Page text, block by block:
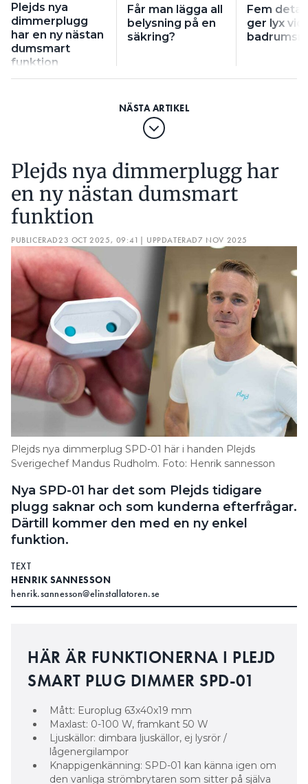
Plejds nya
dimmerplugg
har en ny nästan
dumsmart
funktion
Får man lägga all
belysning på en
säkring?
Fem
ger lyx vid
Plejds nya dimmerplugg har
en ny nästan dumsmart
funktion
PUBLICERAD23 OCT 2025, 09:41 | UPPDATERAD7 NOV 2025
Plejds nya dimmerplug SPD-01 här i handen Plejds
Sverigechef Mandus Rudholm. Foto: Henrik sannesson
Nya SPD-01 har det som Plejds tidigare
plugg saknar och som kunderna efterfrågar.
Därtill kommer den med en ny enkel
funktion.
TEXT
HENRIK SANNESSON
henrik.sannesson@elinstallatoren.se
HÄR ÄR FUNKTIONERNA I PLEJD
SMART PLUG DIMMER SPD-01
Mått: Europlug 63x40x19 mm
Maxlast: 0-100 W, framkant 50 W
Ljuskällor: dimbara ljuskällor, ej lysrör /
lågenergilampor
Knappigenkänning: SPD-01 kan känna igen om
den vanliga strömbrytaren som sitter på själva